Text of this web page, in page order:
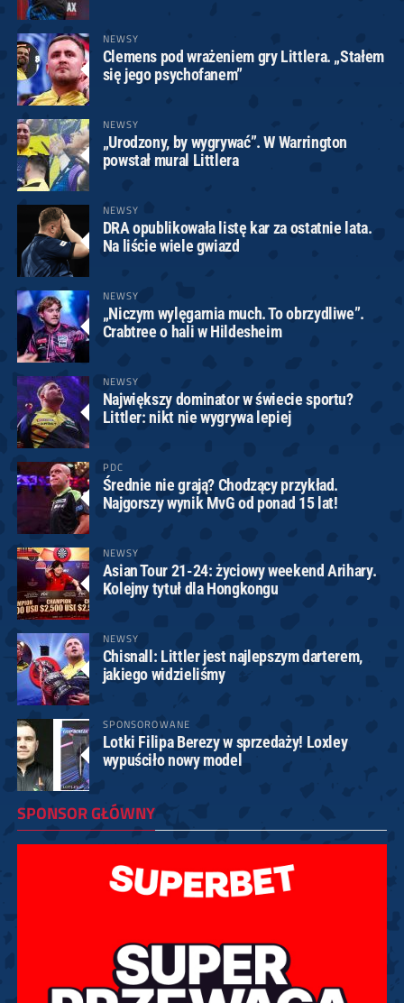
NEWSY
Clemens pod wrażeniem gry Littlera. „Stałem
się jego psychofanem”
NEWSY
„Urodzony, by wygrywać”. W Warrington
powstał mural Littlera
NEWSY
DRA opublikowała listę kar za ostatnie lata.
Na liście wiele gwiazd
NEWSY
„Niczym wylęgarnia much. To obrzydliwe”.
Crabtree o hali w Hildesheim
NEWSY
Największy dominator w świecie sportu?
Littler: nikt nie wygrywa lepiej
PDC
Średnie nie grają? Chodzący przykład.
Najgorszy wynik MvG od ponad 15 lat!
NEWSY
Asian Tour 21-24: życiowy weekend Arihary.
Kolejny tytuł dla Hongkongu
NEWSY
Chisnall: Littler jest najlepszym darterem,
jakiego widzieliśmy
SPONSOROWANE
Lotki Filipa Berezy w sprzedaży! Loxley
wypuściło nowy model
SPONSOR GŁÓWNY